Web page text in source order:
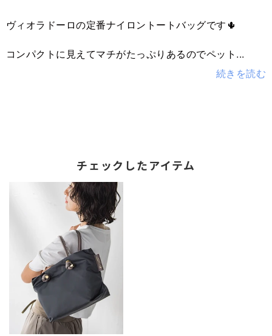
ヴィオラドーロの定番ナイロントートバッグです🌵
コンパクトに見えてマチがたっぷりあるのでペット
チェックしたアイテム